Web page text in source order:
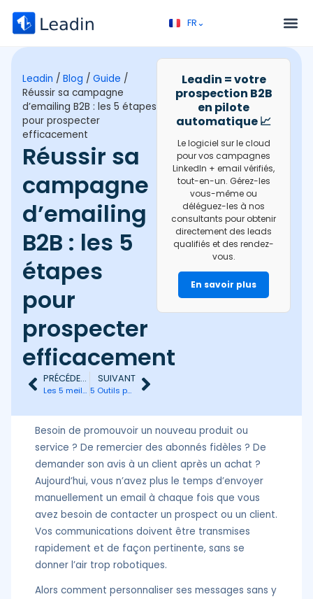
FR⌄
EN⌄
Leadin / Blog / Guide /
Réussir sa campagne
d’emailing B2B : les 5 étapes
pour prospecter
efficacement
Réussir sa
campagne
d’emailing
B2B : les 5
étapes
pour
prospecter
efficacement
PRÉCÉDENT
Les 5 meilleurs outils de LinkedIn automation
SUIVANT
5 Outils pour trouver n’importe quelle adresse email
Leadin = votre
prospection B2B
en pilote
automatique 📈
Le logiciel sur le cloud
pour vos campagnes
LinkedIn + email vérifiés,
tout-en-un. Gérez-les
vous-même ou
déléguez-les à nos
consultants pour obtenir
directement des leads
qualifiés et des rendez-
vous.
En savoir plus
Besoin de promouvoir un nouveau produit ou
service ? De remercier des abonnés fidèles ? De
demander son avis à un client après un achat ?
Aujourd’hui, vous n’avez plus le temps d’envoyer
manuellement un email à chaque fois que vous
avez besoin de contacter un prospect ou un client.
Vos communications doivent être transmises
rapidement et de façon pertinente, sans se
donner l’air trop robotiques.
Alors comment personnaliser ses messages sans y